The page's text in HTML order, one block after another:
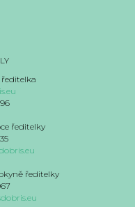
ředitelka
ředitelky
ředitelky